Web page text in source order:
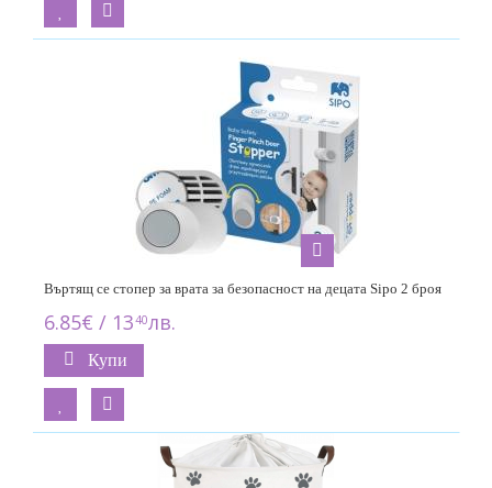
Въртящ се стопер за врата за безопасност на децата Sipo 2 броя
6.85€ / 1340лв.
Купи